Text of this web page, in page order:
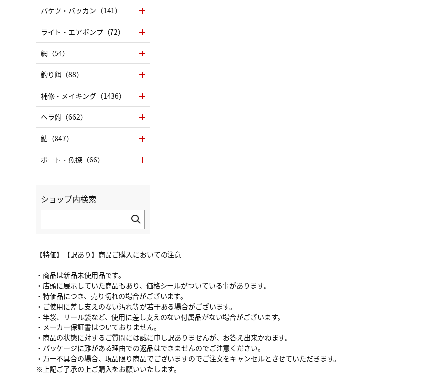
【特価】【訳あり】商品ご購入においての注意
・商品は新品未使用品です。
・店頭に展示していた商品もあり、価格シールがついている事があります。
・特価品につき、売り切れの場合がございます。
・ご使用に差し支えのない汚れ等が若干ある場合がございます。
・竿袋、リール袋など、使用に差し支えのない付属品がない場合がございます。
・メーカー保証書はついておりません。
・商品の状態に対するご質問には誠に申し訳ありませんが、お答え出来かねます。
・パッケージに難がある理由での返品はできませんのでご注意ください。
・万一不具合の場合、現品限り商品でございますのでご注文をキャンセルとさせていただきます。
※上記ご了承の上ご購入をお願いいたします。
バケツ・バッカン（141）
ライト・エアポンプ（72）
網（54）
釣り餌（88）
補修・メイキング（1436）
ヘラ鮒（662）
鮎（847）
ボート・魚探（66）
ショップ内検索